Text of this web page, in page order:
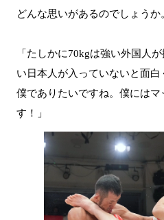
どんな思いがあるのでしょうか
「たしかに70kgは強い外国人
い日本人が入っていないと面
僕でありたいですね。僕には
す！」